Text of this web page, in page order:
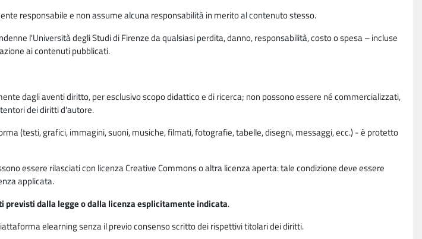
responsabile e non assume alcuna responsabilità in merito al contenuto stesso.
l'Università degli Studi di Firenze da qualsiasi perdita, danno, responsabilità, costo o spesa – incluse
ai contenuti pubblicati.
dagli aventi diritto, per esclusivo scopo didattico e di ricerca; non possono essere né commercializzati,
dei diritti d'autore.
(testi, grafici, immagini, suoni, musiche, filmati, fotografie, tabelle, disegni, messaggi, ecc.) - è protetto
essere rilasciati con licenza Creative Commons o altra licenza aperta: tale condizione deve essere
applicata.
previsti dalla legge o dalla licenza esplicitamente indicata.
elearning senza il previo consenso scritto dei rispettivi titolari dei diritti.